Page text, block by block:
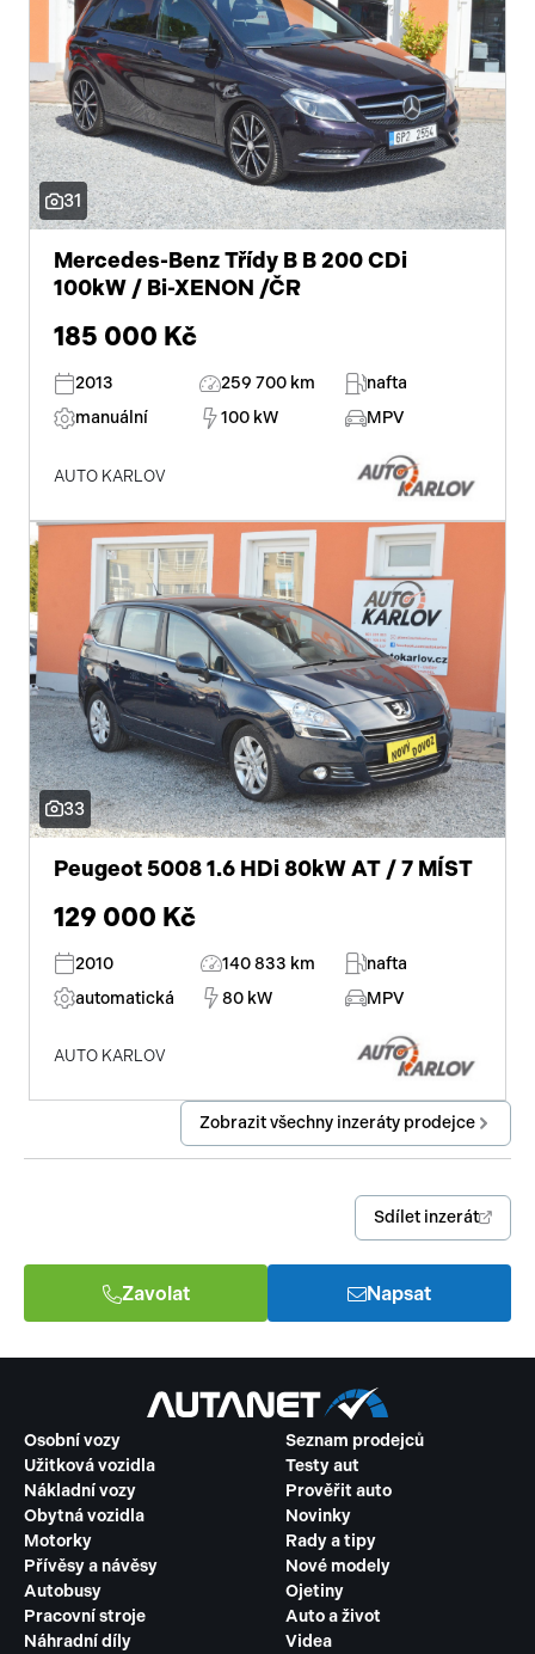
AUX
parkovací senzory přední
klimatizovaná přihrádka
8 rychlostních stupňů
aut. klimatizace
satelitní navigace
startování tlačítkem
zadní světla LED
závěsné zařízení
volba jízdního režimu
malý kožený paket
31
Mercedes-Benz Třídy B B 200 CDi
100kW / Bi-XENON /ČR
185 000 Kč
2013 259 700 km
nafta
manuální
100 kW MPV
AUTO KARLOV
33
Peugeot 5008 1.6 HDi 80kW AT / 7 MÍST
129 000 Kč
2010 140 833 km
nafta
automatická
80 kW MPV
AUTO KARLOV
Zobrazit všechny inzeráty prodejce
Sdílet inzerát
Zavolat Napsat
Osobní vozy
Užitková vozidla
Nákladní vozy
Obytná vozidla
Motorky
Přívěsy a návěsy
Autobusy
Pracovní stroje
Náhradní díly
Seznam prodejců
Testy aut
Prověřit auto
Novinky
Rady a tipy
Nové modely
Ojetiny
Auto a život
Videa